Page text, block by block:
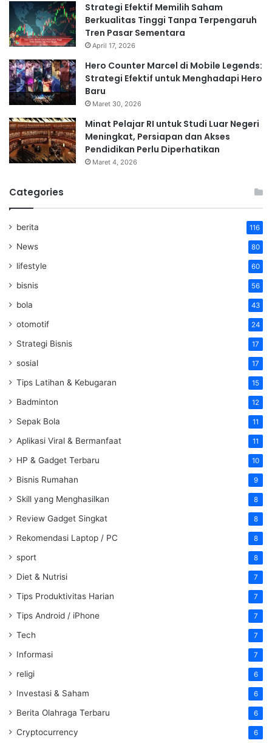
Strategi Efektif Memilih Saham
Berkualitas Tinggi Tanpa Terpengaruh
Tren Pasar Sementara
April 17, 2026
Hero Counter Marcel di Mobile Legends:
Strategi Efektif untuk Menghadapi Hero
Baru
Maret 30, 2026
Minat Pelajar RI untuk Studi Luar Negeri
Meningkat, Persiapan dan Akses
Pendidikan Perlu Diperhatikan
Maret 4, 2026
Categories
berita 116
News 80
lifestyle 60
bisnis 56
bola 43
otomotif 24
Strategi Bisnis 17
sosial 17
Tips Latihan & Kebugaran 15
Badminton 12
Sepak Bola 11
Aplikasi Viral & Bermanfaat 11
HP & Gadget Terbaru 10
Bisnis Rumahan 9
Skill yang Menghasilkan 8
Review Gadget Singkat 8
Rekomendasi Laptop / PC 8
sport 8
Diet & Nutrisi 7
Tips Produktivitas Harian 7
Tips Android / iPhone 7
Tech 7
Informasi 7
religi 6
Investasi & Saham 6
Berita Olahraga Terbaru 6
Cryptocurrency 6